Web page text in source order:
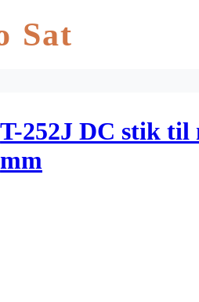
Sat
T-252J DC stik til
mm